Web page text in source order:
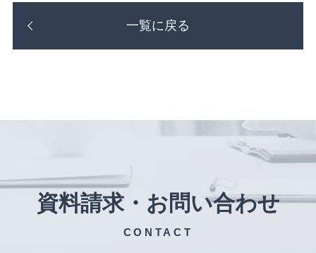
一覧に戻る
資料請求・お問い合わせ
CONTACT